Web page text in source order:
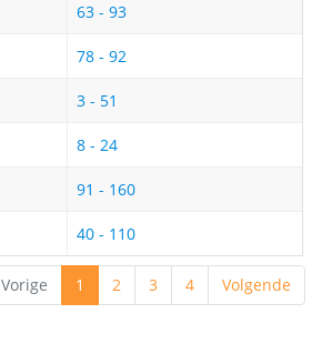
63 - 93
78 - 92
3 - 51
8 - 24
91 - 160
40 - 110
Vorige 1 2 3 4 Volgende